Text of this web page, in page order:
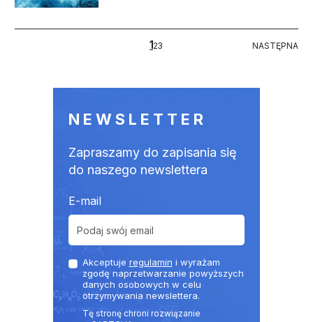
123 NASTĘPNA
NASTĘPNA
NEWSLETTER
Zapraszamy do zapisania się
do naszego newslettera
E-mail
Akceptuje regulamin i wyrażam
zgodę naprzetwarzanie powyższych
danych osobowych w celu
otrzymywania newslettera.